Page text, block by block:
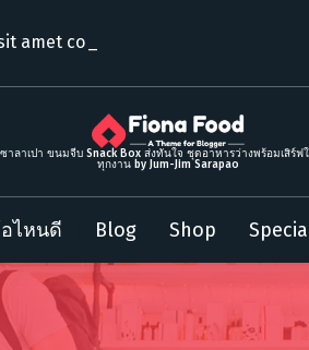
amet consecte
ซาลาเปา ขนมจีบ Snack Box ส่งทันใจ ชุดอาหารว่างพร้อมเสิร์ฟ
ทุกงาน by Jum-Jim Sarapao
ไหนดี Blog Shop